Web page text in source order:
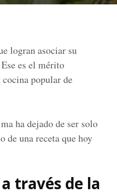
logran asociar su
es el mérito
popular de
ha dejado de ser solo
de una receta que hoy
través de la